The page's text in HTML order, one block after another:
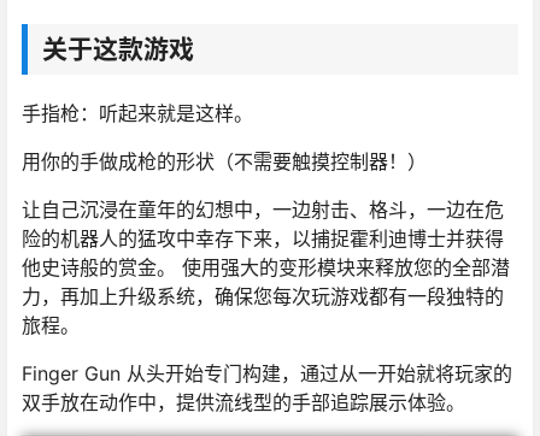
关于这款游戏
手指枪：听起来就是这样。
用你的手做成枪的形状（不需要触摸控制器！）
让自己沉浸在童年的幻想中，一边射击、格斗，一边在危
险的机器人的猛攻中幸存下来，以捕捉霍利迪博士并获得
他史诗般的赏金。 使用强大的变形模块来释放您的全部潜
力，再加上升级系统，确保您每次玩游戏都有一段独特的
旅程。
Finger Gun 从头开始专门构建，通过从一开始就将玩家的
双手放在动作中，提供流线型的手部追踪展示体验。